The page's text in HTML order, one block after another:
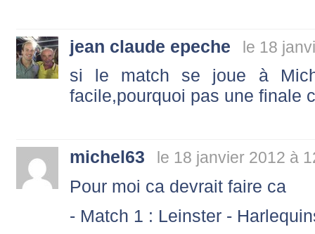
jean claude epeche le 18
si le match se joue à
facile,pourquoi pas une finale
michel63 le 18 janvier 2012 à
Pour moi ca devrait faire ca
- Match 1 : Leinster -